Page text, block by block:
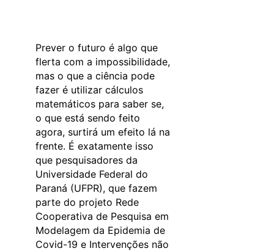
Prever o futuro é algo que
flerta com a impossibilidade,
mas o que a ciência pode
fazer é utilizar cálculos
matemáticos para saber se,
o que está sendo feito
agora, surtirá um efeito lá na
frente. É exatamente isso
que pesquisadores da
Universidade Federal do
Paraná (UFPR), que fazem
parte do projeto Rede
Cooperativa de Pesquisa em
Modelagem da Epidemia de
Covid-19 e Intervenções não